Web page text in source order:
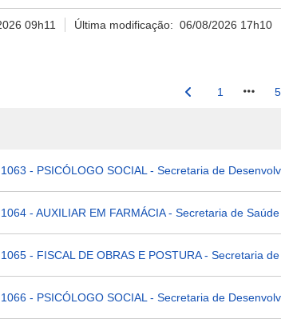
09h11 Última modificação:06/08/2026 17h10
1 5
- PSICÓLOGO SOCIAL - Secretaria de
- AUXILIAR EM FARMÁCIA - Secretaria de Saúde
- FISCAL DE OBRAS E POSTURA - Secretaria
- PSICÓLOGO SOCIAL - Secretaria de